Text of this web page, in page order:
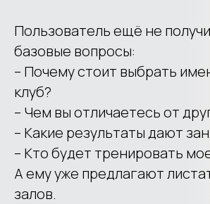
Пользователь ещё не
базовые вопросы:
– Почему стоит выбрать
клуб?
– Чем вы отличаетесь от
– Какие результаты дают
– Кто будет тренировать
А ему уже предлагают
залов.